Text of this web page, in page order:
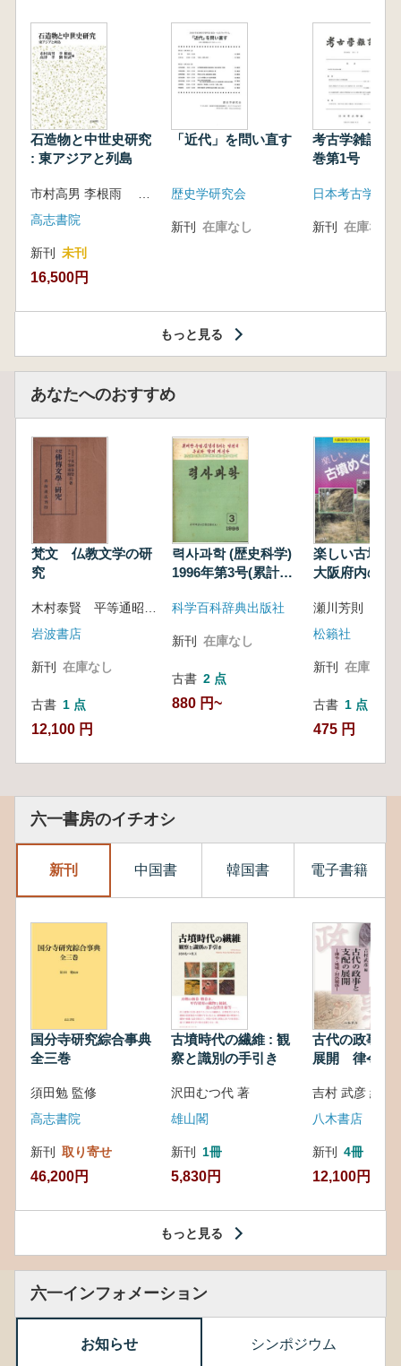
石造物と中世史研究
: 東アジアと列島
高志書院
新刊 未刊
16,500円
「近代」を問い直す
歴史学研究会
新刊 在庫なし
考古学雑誌
巻第1号
日本考古学会
新刊 在庫なし
もっと見る
あなたへのおすすめ
梵文 仏教文学の研
究
岩波書店
新刊 在庫なし
古書 1 点
12,100 円
력사과학 (歴史科学)
1996年第3号(累計
科学百科辞典出版社
新刊 在庫なし
古書 2 点
880 円~
楽しい古墳め
大阪府内の古
瀬川芳則 編
松籟社
新刊 在庫なし
古書 1 点
475 円
六一書房のイチオシ
新刊 中国書 韓国書 電子書籍
国分寺研究綜合事典
全三巻
須田勉 監修
高志書院
新刊 取り寄せ
46,200円
古墳時代の繊維 : 観
察と識別の手引き
沢田むつ代 著
雄山閣
新刊 1冊
5,830円
古代の政事と
展開 律令・
吉村 武彦 編集
八木書店
新刊 4冊
12,100円
もっと見る
六一インフォメーション
お知らせ シンポジウム